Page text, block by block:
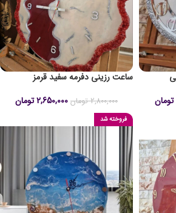
تومان
ساعت رزینی دفرمه سفید قرمز
2,800,000 تومان 2,650,000تومان
فروخته شد